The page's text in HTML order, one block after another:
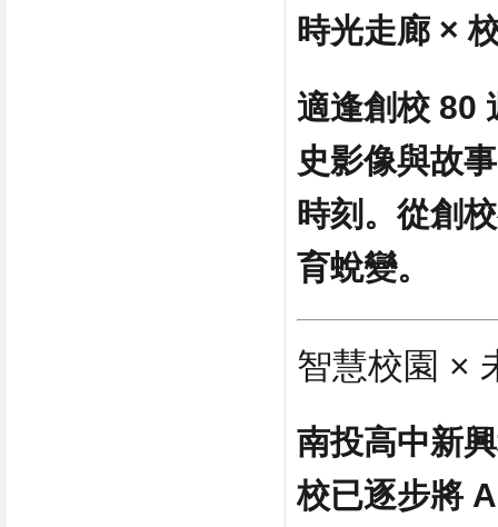
時光走廊 ×
適逢創校 80
史影像與故
時刻。從創
育蛻變。
智慧校園 ×
南投高中新
校已逐步將